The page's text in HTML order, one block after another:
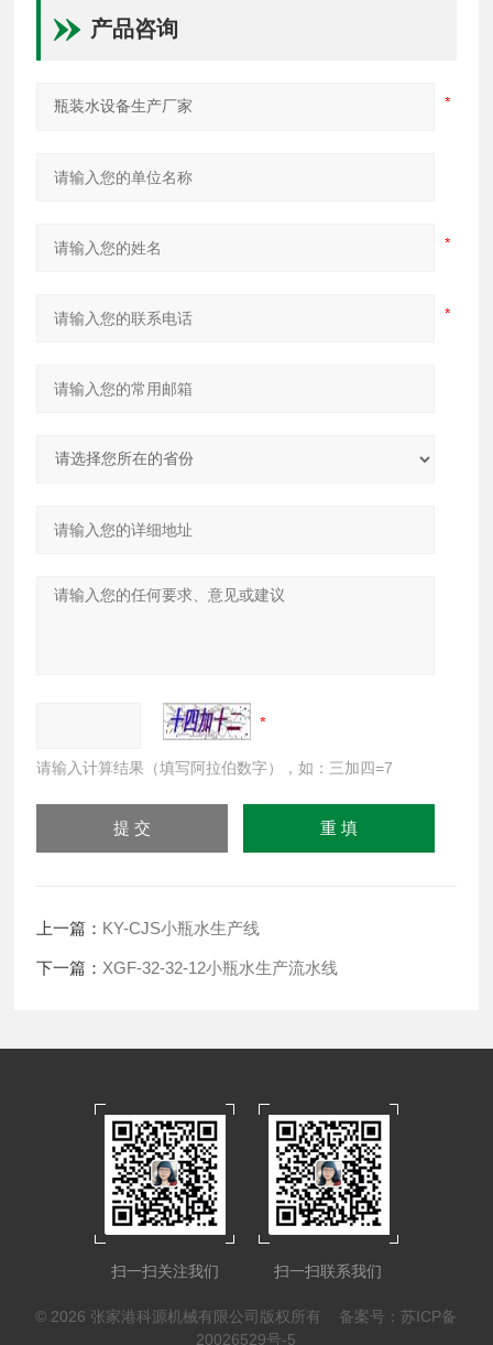
产品咨询
请输入计算结果（填写阿拉伯数字），如：三加四=7
上一篇： KY-CJS小瓶水生产线
下一篇： XGF-32-32-12小瓶水生产流水线
扫一扫关注我们 扫一扫联系我们
© 2026 张家港科源机械有限公司版权所有 备案号：苏ICP备
20026529号-5